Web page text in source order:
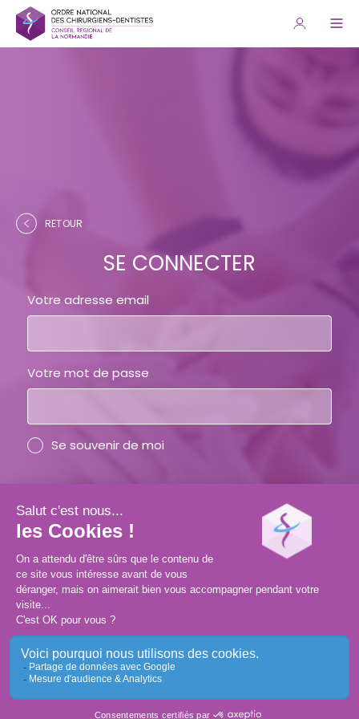
RETOUR
SE CONNECTER
Votre adresse email
Votre mot de passe
Se souvenir de moi
Vous avez oublié votre mot de passe ?
CRÉER SON COMPTE